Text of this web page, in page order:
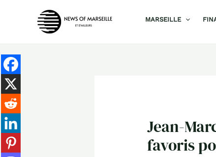
MARSEILLE
Jean-
favoris